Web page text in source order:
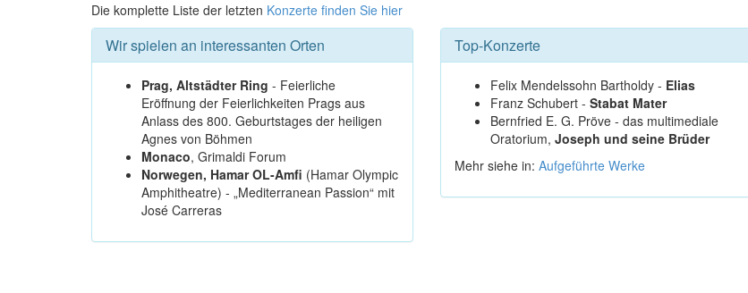
Die komplette Liste der letzten Konzerte finden Sie hier
Wir spielen an interessanten Orten
Prag, Altstädter Ring - Feierliche
Eröffnung der Feierlichkeiten Prags aus
Anlass des 800. Geburtstages der heiligen
Agnes von Böhmen
Monaco, Grimaldi Forum
Norwegen, Hamar OL-Amfi (Hamar Olympic
Amphitheatre) - „Mediterranean Passion“ mit
José Carreras
Top-Konzerte
Felix Mendelssohn Bartholdy - Elias
Franz Schubert - Stabat Mater
Bernfried E. G. Pröve - das multimediale
Oratorium, Joseph und seine Brüder
Mehr siehe in: Aufgeführte Werke